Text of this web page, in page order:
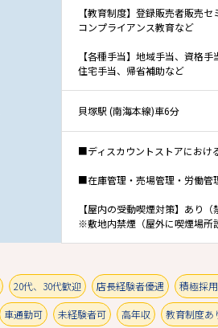
【教育制度】登録販売者販売
コンプライアンス教育など
【各種手当】地域手当、資格
住宅手当、帰省補助など
貝塚駅 (南海本線)車6分
■ディスカウントストアにおけ
■在庫管理・売場管理・労働管
【屋内の受動喫煙対策】あり（
※敷地内禁煙（屋外に喫煙場所
20代、30代歓迎 店長経験者優遇 積極採
車通勤可 未経験者可 高年収 教育制度あ